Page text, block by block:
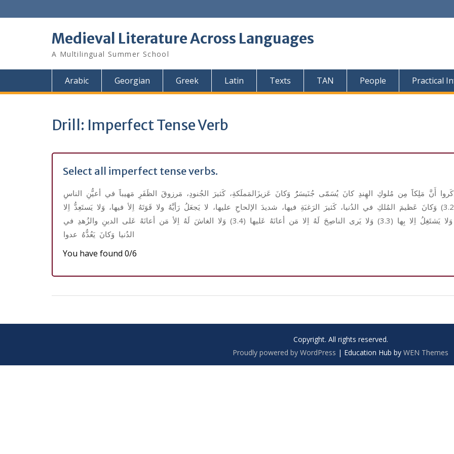
to
Medieval Literature Across Languages
A Multilingual Summer School
Arabic Georgian Greek Latin Texts TAN People Practical
Drill: Imperfect Tense Verb
Select all imperfect tense verbs.
أَنَّ مَلِكاََ مِن مُلوكِ الهِندِ كانَ يُسَمّى جُنَيسَرُُ وَكانَ عَزيزَالمَملَكةِ، كَثيرَ الجُنودِ، مَرزوقَ الظَفَرِ مَهيباََ في أعيُّنِ الناسِ
وَكانَ عَظيمَ المُلكِ في الدُنيا، كَثيرَ الرَغبَةِ فيها، شديدَ الإلحاحِ عليها، لا يَجعَلُ رَأيَّهُ ولا قَوَتَهُ اِلأ فيها، وَلا يَستَعِدُّ اِلا
وَلا يَشتَغِلُ اِلا بِها (3.3) وَلا يَرى الناصِحَ لَهُ اِلا مَن أعانَهُ عَليها (3.4) وَلا الغاشَ لَهُ اِلأ مَن أعانَهُ عَلى الدينِ والزُهدِ في
الدُنيا وَكانَ يَعُدُّهُ عدوا
You have found 0/6
Copyright. All rights reserved.
Proudly powered by WordPress | Education Hub by WEN Themes